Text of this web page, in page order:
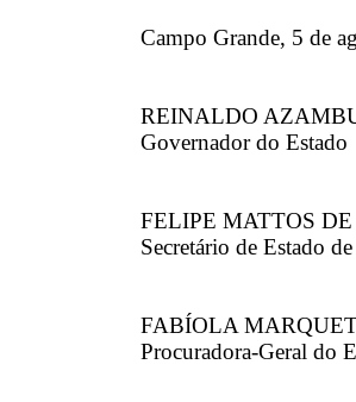
Campo Grande, 5 de
REINALDO
Governador do Estado
FELIPE MATTOS
Secretário de Estado
FABÍOLA
Procuradora-Geral do